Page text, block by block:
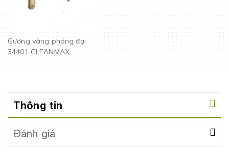
Gương vàng phóng đại
34401 CLEANMAX
Thông tin
Đánh giá